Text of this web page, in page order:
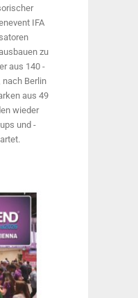
IFA
zu
aus 140
nach Berlin
aus 49
wieder
und